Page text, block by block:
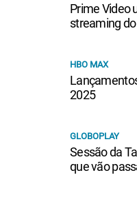
Prime Video
streaming
HBO MAX
2025
GLOBOPLAY
Sessão da
que vão